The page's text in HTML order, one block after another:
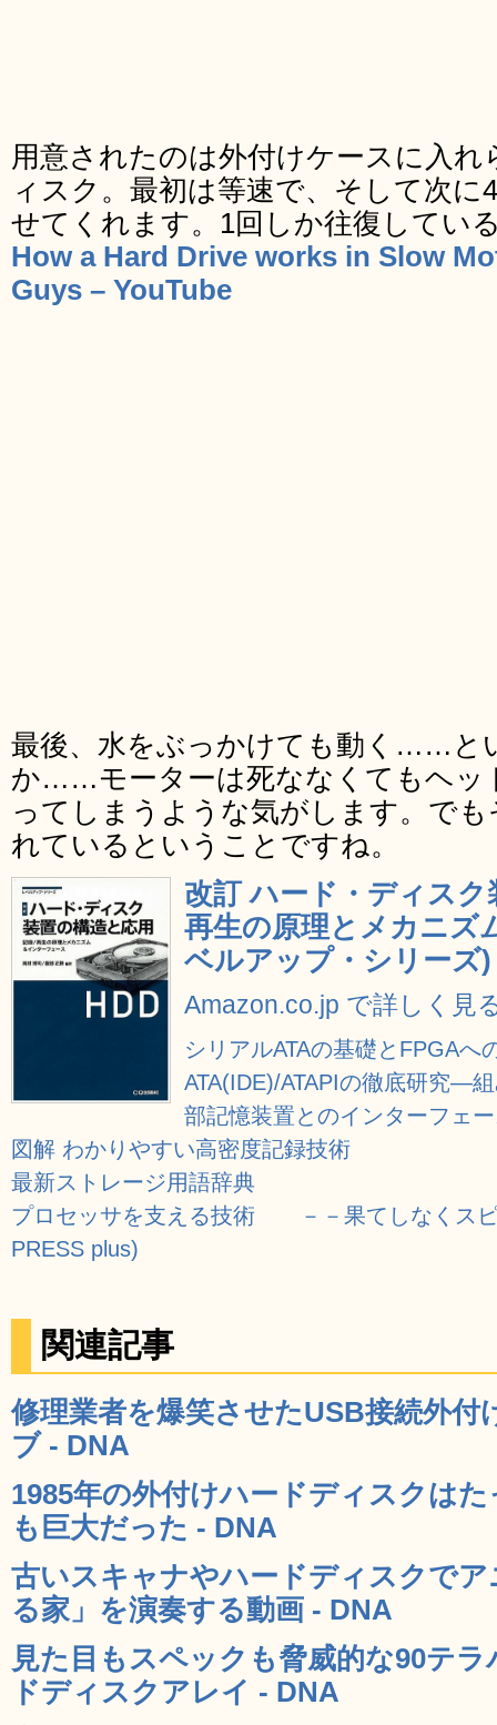
用意されたのは外付けケースに入
ィスク。最初は等速で、そして次
せてくれます。1回しか往復してい
How a Hard Drive works in Slow
Guys – YouTube
最後、水をぶっかけても動く……と
か……モーターは死ななくてもヘッ
ってしまうような気がします。で
れているということですね。
改訂 ハード・ディス
再生の原理とメカニズ
ベルアップ・シリーズ)
Amazon.co.jp で詳しく見
シリアルATAの基礎とFPGA
ATA(IDE)/ATAPIの徹底研究―
部記憶装置とのインターフェ
図解 わかりやすい高密度記録技術
最新ストレージ用語辞典
プロセッサを支える技術 －－果てしなくスピ
PRESS plus)
関連記事
修理業者を爆笑させたUSB接続外
ブ - DNA
1985年の外付けハードディスクは
も巨大だった - DNA
古いスキャナやハードディスクで
る家」を演奏する動画 - DNA
見た目もスペックも脅威的な90テ
ドディスクアレイ - DNA